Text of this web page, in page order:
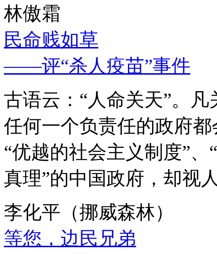
林傲霜
民命贱如草
——评“杀人疫苗”事件
古语云：“人命关天”。
任何一个负责任的政府
“优越的社会主义制度”
真理”的中国政府，却视
李化平（挪威森林）
等您，边民兄弟